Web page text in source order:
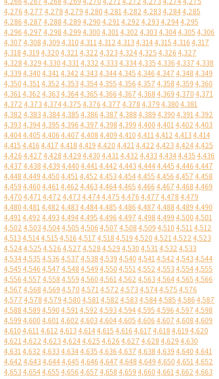
4,2764,2774,2784,2794,2804,2814,2824,2834,2844,285
4,2864,2874,2884,2894,2904,2914,2924,2934,2944,295
4,2964,2974,2984,2994,3004,3014,3024,3034,3044,3054,306
4,3074,3084,3094,3104,3114,3124,3134,3144,3154,3164,317
4,3184,3194,3204,3214,3224,3234,3244,3254,3264,327
4,3284,3294,3304,3314,3324,3334,3344,3354,3364,3374,338
4,3394,3404,3414,3424,3434,3444,3454,3464,3474,3484,349
4,3504,3514,3524,3534,3544,3554,3564,3574,3584,3594,360
4,3614,3624,3634,3644,3654,3664,3674,3684,3694,3704,371
4,3724,3734,3744,3754,3764,3774,3784,3794,3804,381
4,3824,3834,3844,3854,3864,3874,3884,3894,3904,3914,392
4,3934,3944,3954,3964,3974,3984,3994,4004,4014,4024,403
4,4044,4054,4064,4074,4084,4094,4104,4114,4124,4134,414
4,4154,4164,4174,4184,4194,4204,4214,4224,4234,4244,425
4,4264,4274,4284,4294,4304,4314,4324,4334,4344,4354,436
4,4374,4384,4394,4404,4414,4424,4434,4444,4454,4464,447
4,4484,4494,4504,4514,4524,4534,4544,4554,4564,4574,458
4,4594,4604,4614,4624,4634,4644,4654,4664,4674,4684,469
4,4704,4714,4724,4734,4744,4754,4764,4774,4784,479
4,4804,4814,4824,4834,4844,4854,4864,4874,4884,4894,490
4,4914,4924,4934,4944,4954,4964,4974,4984,4994,5004,501
4,5024,5034,5044,5054,5064,5074,5084,5094,5104,5114,512
4,5134,5144,5154,5164,5174,5184,5194,5204,5214,5224,523
4,5244,5254,5264,5274,5284,5294,5304,5314,5324,533
4,5344,5354,5364,5374,5384,5394,5404,5414,5424,5434,544
4,5454,5464,5474,5484,5494,5504,5514,5524,5534,5544,555
4,5564,5574,5584,5594,5604,5614,5624,5634,5644,5654,566
4,5674,5684,5694,5704,5714,5724,5734,5744,5754,576
4,5774,5784,5794,5804,5814,5824,5834,5844,5854,5864,587
4,5884,5894,5904,5914,5924,5934,5944,5954,5964,5974,598
4,5994,6004,6014,6024,6034,6044,6054,6064,6074,6084,609
4,6104,6114,6124,6134,6144,6154,6164,6174,6184,6194,620
4,6214,6224,6234,6244,6254,6264,6274,6284,6294,630
4,6314,6324,6334,6344,6354,6364,6374,6384,6394,6404,641
4,6424,6434,6444,6454,6464,6474,6484,6494,6504,6514,652
4,6534,6544,6554,6564,6574,6584,6594,6604,6614,6624,663